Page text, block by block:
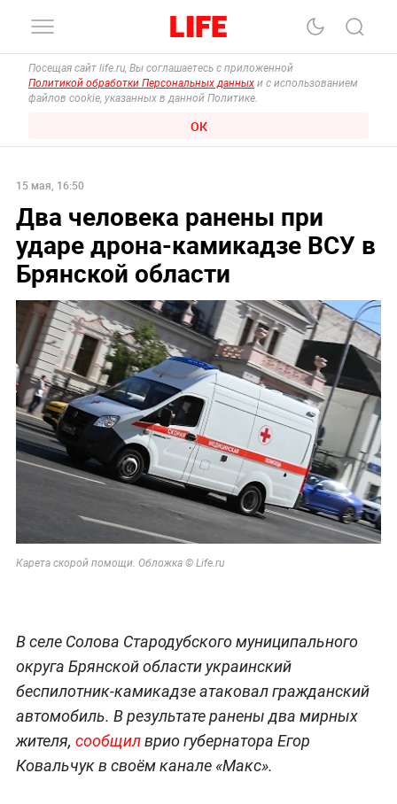
Посещая сайт life.ru, Вы соглашаетесь с приложенной
Политикой обработки Персональных данных и с использованием
файлов cookie, указанных в данной Политике.
ОК
15 мая, 16:50
Два человека ранены при
ударе дрона-камикадзе ВСУ в
Брянской области
Карета скорой помощи. Обложка © Life.ru
В селе Солова Стародубского муниципального
округа Брянской области украинский
беспилотник-камикадзе атаковал гражданский
автомобиль. В результате ранены два мирных
жителя, сообщилврио губернатора Егор
Ковальчук в своём канале «Макс».